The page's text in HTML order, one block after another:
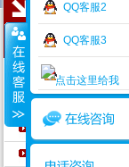
公
ABOUT
PARKER硬管及硬
PARKER软管及软
PARKER A-LOK仪
QQ客服2
QQ客服3